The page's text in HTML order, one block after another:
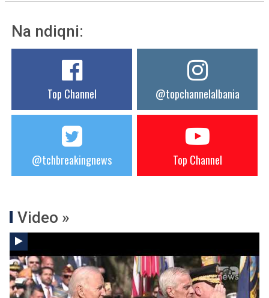
Na ndiqni:
Top Channel @topchannelalbania
@tchbreakingnews Top Channel
Video »